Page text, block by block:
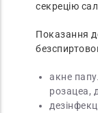
секрецію
Показання
акне
розацеа,